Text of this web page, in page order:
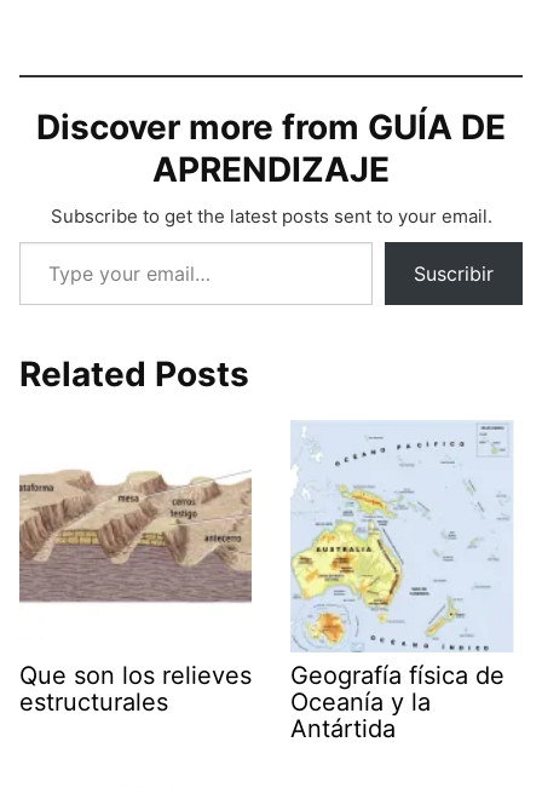
Discover more from GUÍA DE
APRENDIZAJE
Subscribe to get the latest posts sent to your email.
Type your email…
Suscribir
Related Posts
Que son los relieves
estructurales
Geografía física de
Oceanía y la
Antártida